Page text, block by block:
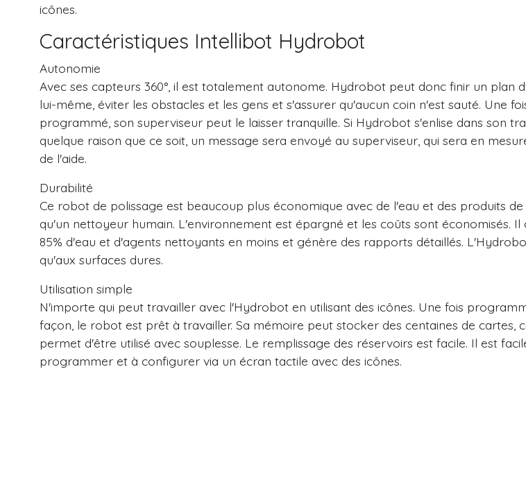
icônes.
Caractéristiques Intellibot Hydrobot
Autonomie
Avec ses capteurs 360°, il est totalement autonome. Hydrobot peut donc finir un plan
lui-même, éviter les obstacles et les gens et s'assurer qu'aucun coin n'est sauté. Une
programmé, son superviseur peut le laisser tranquille. Si Hydrobot s'enlise dans son
quelque raison que ce soit, un message sera envoyé au superviseur, qui sera en
de l'aide.
Durabilité
Ce robot de polissage est beaucoup plus économique avec de l'eau et des produits
qu'un nettoyeur humain. L'environnement est épargné et les coûts sont économisés. Il
85% d'eau et d'agents nettoyants en moins et génère des rapports détaillés.
qu'aux surfaces dures.
Utilisation simple
N'importe qui peut travailler avec l'Hydrobot en utilisant des icônes. Une fois
façon, le robot est prêt à travailler. Sa mémoire peut stocker des centaines de cartes,
permet d'être utilisé avec souplesse. Le remplissage des réservoirs est facile. Il est
programmer et à configurer via un écran tactile avec des icônes.